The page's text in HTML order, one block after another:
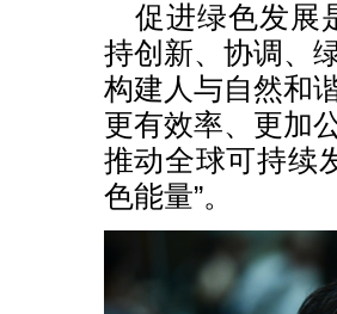
促进绿色发展
持创新、协调、
构建人与自然和
更有效率、更加
推动全球可持续
色能量”。